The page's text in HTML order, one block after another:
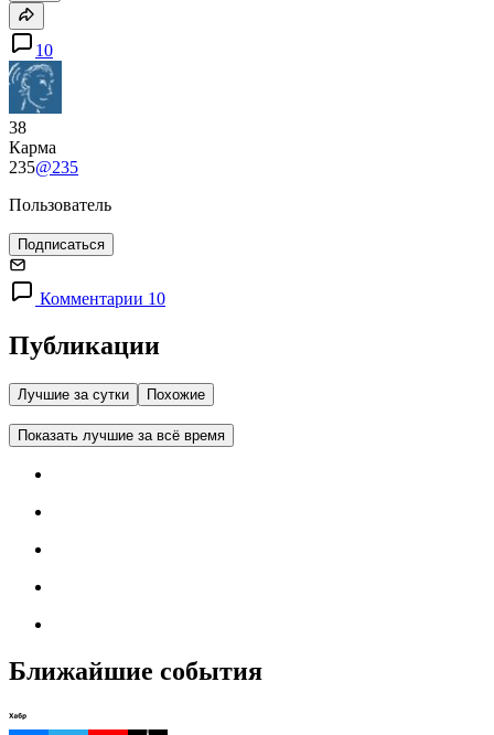
10
38
Карма
235@235
Пользователь
Подписаться
Комментарии 10
Публикации
Лучшие за сутки Похожие
Показать лучшие за всё время
Ближайшие события